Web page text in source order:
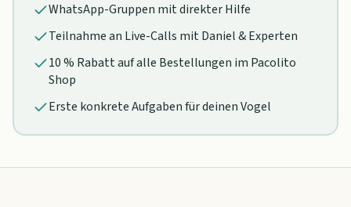
WhatsApp-Gruppen mit direkter Hilfe
Teilnahme an Live-Calls mit Daniel & Experten
10 % Rabatt auf alle Bestellungen im Pacolito
Shop
Erste konkrete Aufgaben für deinen Vogel